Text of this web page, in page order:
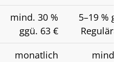
mind. 30 %
ggü. 63 €
5–19 %
monatlich
mind.